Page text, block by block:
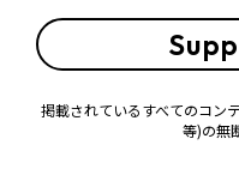
掲載されているすべてのコン
等)の無